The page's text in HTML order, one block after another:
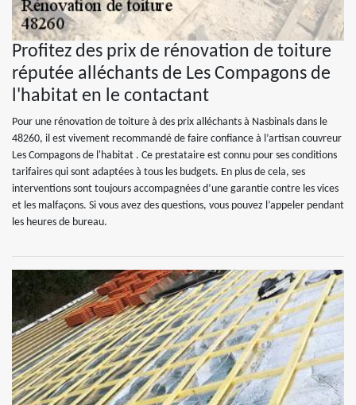
Profitez des prix de rénovation de toiture
réputée alléchants de Les Compagons de
l'habitat en le contactant
Pour une rénovation de toiture à des prix alléchants à Nasbinals dans le
48260, il est vivement recommandé de faire confiance à l’artisan couvreur
Les Compagons de l'habitat . Ce prestataire est connu pour ses conditions
tarifaires qui sont adaptées à tous les budgets. En plus de cela, ses
interventions sont toujours accompagnées d’une garantie contre les vices
et les malfaçons. Si vous avez des questions, vous pouvez l’appeler pendant
les heures de bureau.